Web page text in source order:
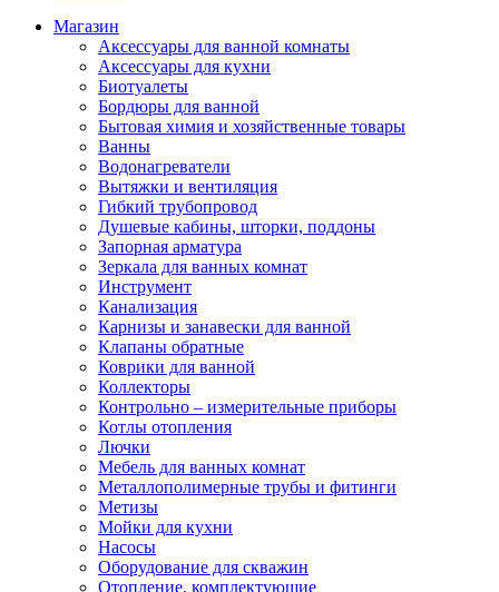
Магазин
Аксессуары для ванной комнаты
Аксессуары для кухни
Биотуалеты
Бордюры для ванной
Бытовая химия и хозяйственные товары
Ванны
Водонагреватели
Вытяжки и вентиляция
Гибкий трубопровод
Душевые кабины, шторки, поддоны
Запорная арматура
Зеркала для ванных комнат
Инструмент
Канализация
Карнизы и занавески для ванной
Клапаны обратные
Коврики для ванной
Коллекторы
Контрольно – измерительные приборы
Котлы отопления
Лючки
Мебель для ванных комнат
Металлополимерные трубы и фитинги
Метизы
Мойки для кухни
Насосы
Оборудование для скважин
Отопление, комплектующие